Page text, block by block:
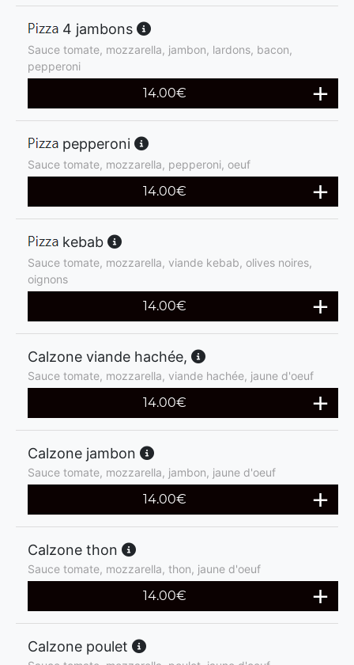
4 jambons
Sauce tomate, mozzarella, jambon, lardons, bacon,
pepperoni
14.00€
pepperoni
Sauce tomate, mozzarella, pepperoni, oeuf
14.00€
kebab
Sauce tomate, mozzarella, viande kebab, olives noires,
oignons
14.00€
Calzone viande hachée,
Sauce tomate, mozzarella, viande hachée, jaune d'oeuf
14.00€
Calzone jambon
Sauce tomate, mozzarella, jambon, jaune d'oeuf
14.00€
Calzone thon
Sauce tomate, mozzarella, thon, jaune d'oeuf
14.00€
Calzone poulet